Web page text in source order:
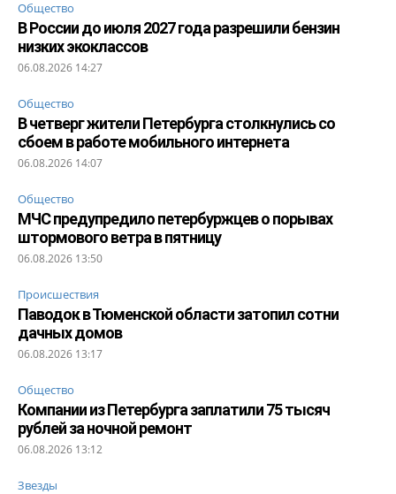
Общество
В России до июля 2027 года разрешили бензин
низких экоклассов
06.08.2026 14:27
Общество
В четверг жители Петербурга столкнулись со
сбоем в работе мобильного интернета
06.08.2026 14:07
Общество
МЧС предупредило петербуржцев о порывах
штормового ветра в пятницу
06.08.2026 13:50
Происшествия
Паводок в Тюменской области затопил сотни
дачных домов
06.08.2026 13:17
Общество
Компании из Петербурга заплатили 75 тысяч
рублей за ночной ремонт
06.08.2026 13:12
Звезды